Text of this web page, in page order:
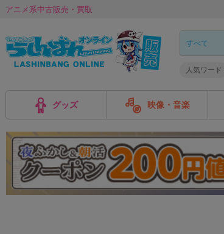
アニメ系中古販売・買取
人気ワード
グッズ 映像・音楽